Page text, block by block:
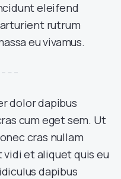
eleifend
rutrum
eu vivamus.
dolor dapibus
cum eget sem. Ut
cras nullam
vidi et aliquet quis eu
dapibus